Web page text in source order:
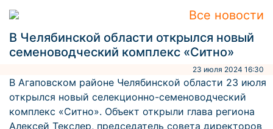
Все новости
В Челябинской области открылся новый
семеноводческий комплекс «Ситно»
23 июля 2024 16:30
В Агаповском районе Челябинской области 23 июля
открылся новый селекционно-семеноводческий
комплекс «Ситно». Объект открыли глава региона
Алексей Текслер, председатель совета директоров